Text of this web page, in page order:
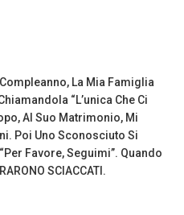
La Mia Famiglia
“l’unica Che Ci
Al Suo Matrimonio, Mi
Poi Uno Sconosciuto Si
Favore, Seguimi”. Quando
SCIACCATI.